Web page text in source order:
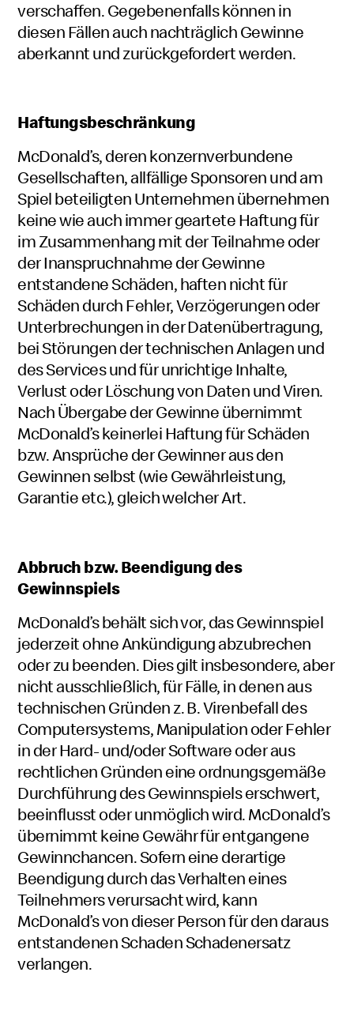
verschaffen. Gegebenenfalls können in
diesen Fällen auch nachträglich Gewinne
aberkannt und zurückgefordert werden.
Haftungsbeschränkung
McDonald’s, deren konzernverbundene
Gesellschaften, allfällige Sponsoren und am
Spiel beteiligten Unternehmen übernehmen
keine wie auch immer geartete Haftung für
im Zusammenhang mit der Teilnahme oder
der Inanspruchnahme der Gewinne
entstandene Schäden, haften nicht für
Schäden durch Fehler, Verzögerungen oder
Unterbrechungen in der Datenübertragung,
bei Störungen der technischen Anlagen und
des Services und für unrichtige Inhalte,
Verlust oder Löschung von Daten und Viren.
Nach Übergabe der Gewinne übernimmt
McDonald’s keinerlei Haftung für Schäden
bzw. Ansprüche der Gewinner aus den
Gewinnen selbst (wie Gewährleistung,
Garantie etc.), gleich welcher Art.
Abbruch bzw. Beendigung des
Gewinnspiels
McDonald’s behält sich vor, das Gewinnspiel
jederzeit ohne Ankündigung abzubrechen
oder zu beenden. Dies gilt insbesondere, aber
nicht ausschließlich, für Fälle, in denen aus
technischen Gründen z. B. Virenbefall des
Computersystems, Manipulation oder Fehler
in der Hard- und/oder Software oder aus
rechtlichen Gründen eine ordnungsgemäße
Durchführung des Gewinnspiels erschwert,
beeinflusst oder unmöglich wird. McDonald’s
übernimmt keine Gewähr für entgangene
Gewinnchancen. Sofern eine derartige
Beendigung durch das Verhalten eines
Teilnehmers verursacht wird, kann
McDonald’s von dieser Person für den daraus
entstandenen Schaden Schadenersatz
verlangen.